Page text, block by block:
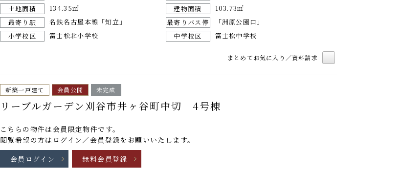
土地面積
134.35㎡ 建物面積
103.73㎡
最寄り駅
名鉄名古屋本線「知立」 最寄りバス停
「洲原公園口」
小学校区
富士松北小学校 中学校区 富士松中学校
まとめてお気に入り／資料請求
新築一戸建て 会員公開 未完成
リーブルガーデン刈谷市井ヶ谷町中切 4号棟
こちらの物件は 会員限定物件です。
閲覧希望の方はログイン／会員登録をお願いいたします。
会員ログイン
無料会員登録